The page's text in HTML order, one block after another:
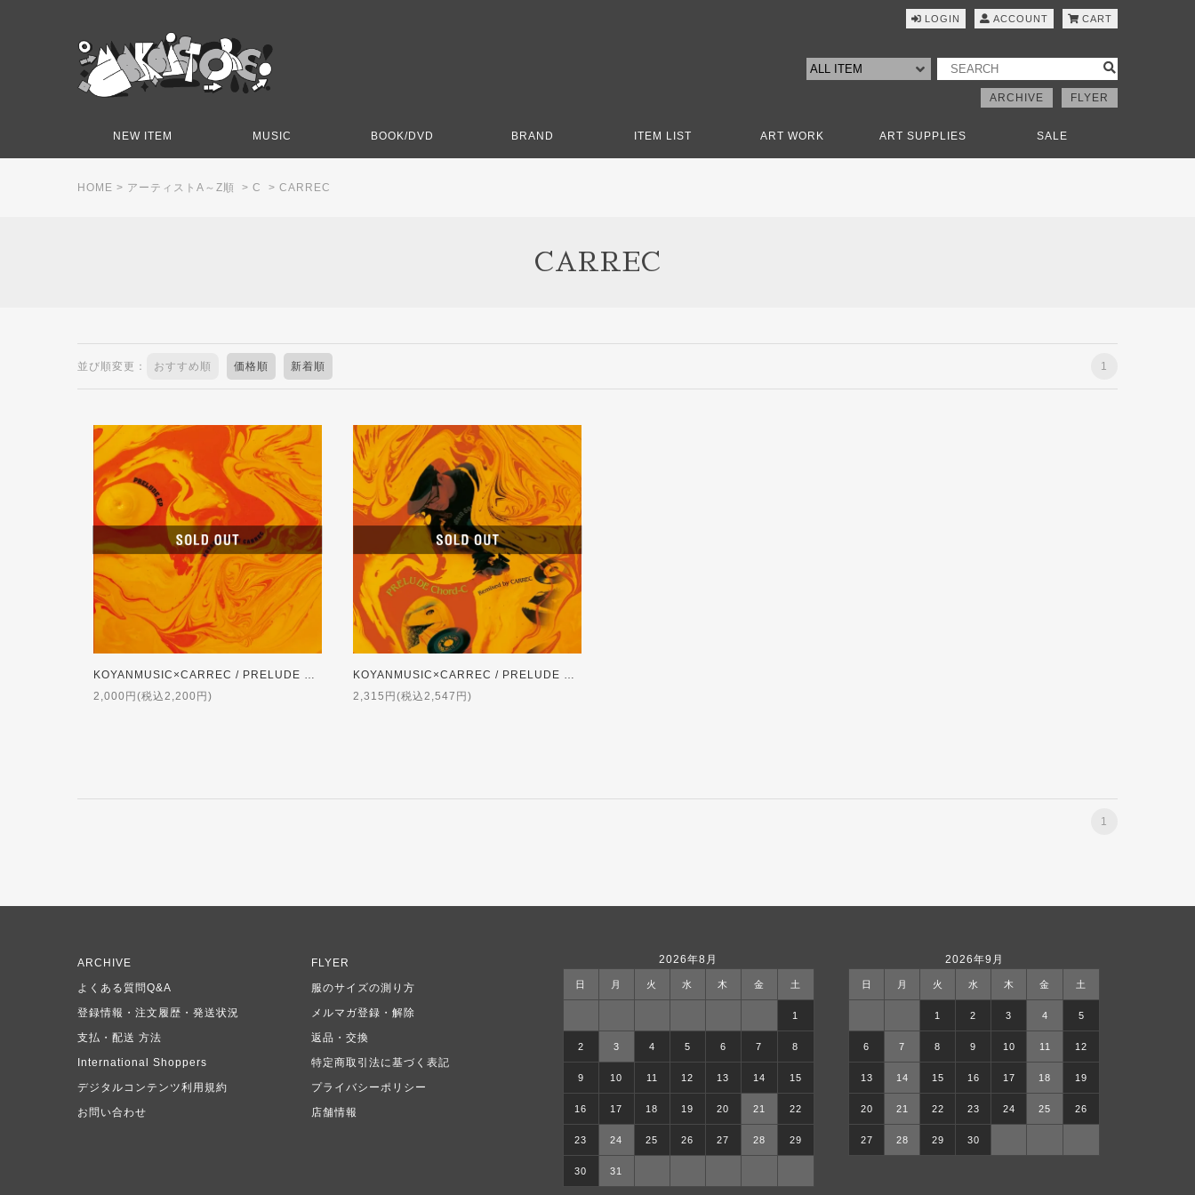
LOGIN ACCOUNT CART
ARCHIVE FLYER
NEW ITEM MUSIC BOOK/DVD BRAND ITEM LIST ART WORK ART SUPPLIES SALE
HOME > アーティストA～Z順 > C > CARREC
CARREC
並び順変更： おすすめ順 価格順 新着順 1
KOYANMUSIC×CARREC / PRELUDE EP [12inch]
2,000円(税込2,200円)
KOYANMUSIC×CARREC / PRELUDE Chord-C (Remixed by CARREC) 【特典付】
2,315円(税込2,547円)
1
2026年8月
日 月 火 水 木 金 土
1
2 3 4 5 6 7 8
9 10 11 12 13 14 15
16 17 18 19 20 21 22
23 24 25 26 27 28 29
30 31
2026年9月
日 月 火 水 木 金 土
1 2 3 4 5
6 7 8 9 10 11 12
13 14 15 16 17 18 19
20 21 22 23 24 25 26
27 28 29 30
ARCHIVE
FLYER
よくある質問Q&A
服のサイズの測り方
登録情報・注文履歴・発送状況
メルマガ登録・解除
支払・配送 方法
返品・交換
International Shoppers
特定商取引法に基づく表記
デジタルコンテンツ利用規約
プライバシーポリシー
お問い合わせ
店舗情報